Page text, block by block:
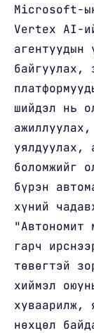
Microsoft-
Vertex AI-
агентуудын
байгуулах,
шийдэл нь
уялдуулах,
боломжийг
бүрэн
хүний
"Автономит
гарч
төвөгтэй
хиймэл
хуваарилж,
нөхцөл